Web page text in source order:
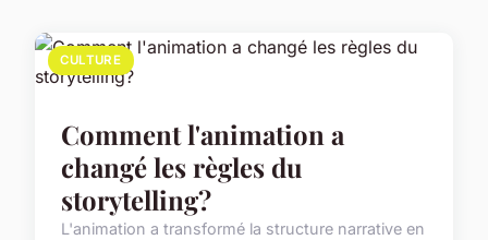
CULTURE
Comment l'animation a
changé les règles du
storytelling?
L'animation a transformé la structure narrative en